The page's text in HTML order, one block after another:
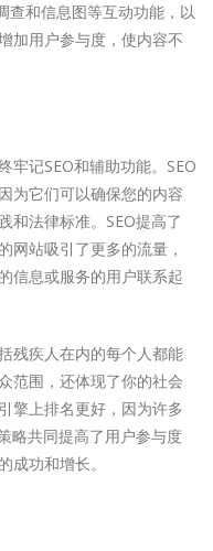
查和信息图等互动功能，以
加用户参与度，使内容不
牢记SEO和辅助功能。SEO
为它们可以确保您的内容
和法律标准。SEO提高了
网站吸引了更多的流量，
信息或服务的用户联系起
残疾人在内的每个人都能
范围，还体现了你的社会
擎上排名更好，因为许多
略共同提高了用户参与度
成功和增长。